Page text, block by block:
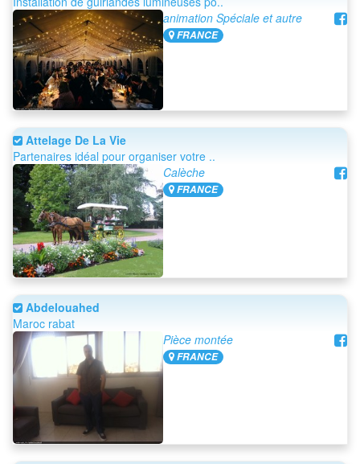
animation Spéciale et autre
FRANCE
Attelage De La Vie
Partenaires idéal pour organiser votre ..
Calèche
FRANCE
Abdelouahed
Maroc rabat
Pièce montée
FRANCE